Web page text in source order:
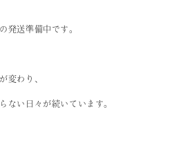
発送準備中です。
変わり、
ない日々が続いています。